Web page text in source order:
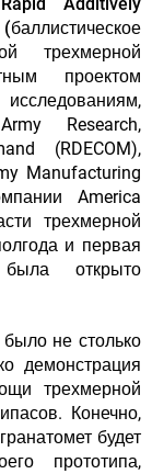
трехмерной
проектом
Research,
(RDECOM),
Manufacturing
America
трехмерной
и первая
открыто
не столько
демонстрация
трехмерной
. Конечно,
будет
прототипа,